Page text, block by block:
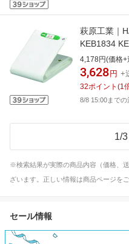
萩原工業｜
KEB1834
4,178円(価格+
3,628 円 +
32ポイント (1
8/8 15:00まで
1/3
※検索結果が実際の商品内容（価格、
ざいます。正しい情報は商品ページを
セール情報